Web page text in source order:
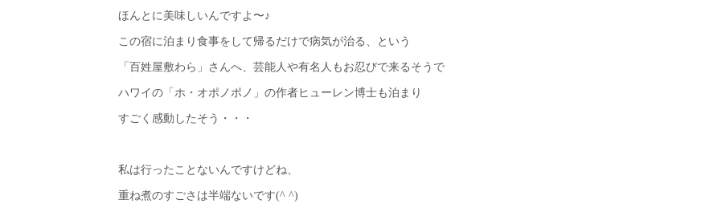
ほんとに美味しいんですよ〜♪
この宿に泊まり食事をして帰るだけで病気が治る、という
「百姓屋敷わら」さんへ、芸能人や有名人もお忍びで来るそうで
ハワイの「ホ・オポノポノ」の作者ヒューレン博士も泊まり
すごく感動したそう・・・
私は行ったことないんですけどね、
重ね煮のすごさは半端ないです(^ ^)